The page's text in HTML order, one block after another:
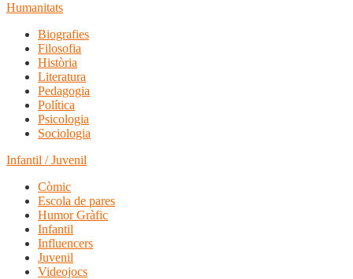
Humanitats
Biografies
Filosofia
Història
Literatura
Pedagogia
Política
Psicologia
Sociologia
Infantil / Juvenil
Còmic
Escola de pares
Humor Gràfic
Infantil
Influencers
Juvenil
Videojocs